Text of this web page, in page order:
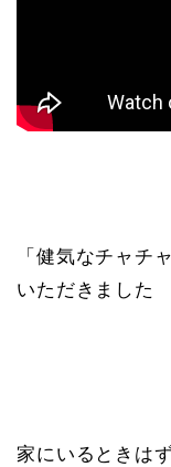
「健気なチャチ
いただきました
家にいるときは